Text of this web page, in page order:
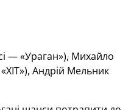
— «Ураган»), Михайло
Андрій Мельник